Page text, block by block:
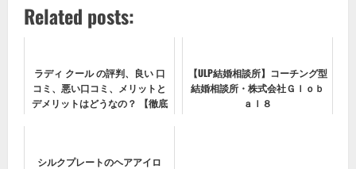
Related posts:
ラディ クール の評判、良い 口
コミ、悪い口コミ、メリットと
デメリットはどうなの？ 【徹底
【ULP結婚相談所】コーチング型
結婚相談所・株式会社Ｇｌｏｂ
ａｌ８
シルクプレートのヘアアイロ